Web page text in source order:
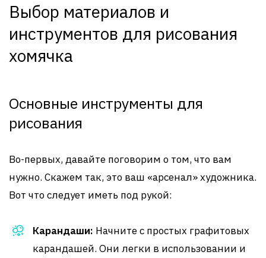
Выбор материалов и
инструментов для рисования
хомячка
Основные инструменты для
рисования
Во-первых, давайте поговорим о том, что вам
нужно. Скажем так, это ваш «арсенал» художника.
Вот что следует иметь под рукой:
Карандаши: Начните с простых графитовых
карандашей. Они легки в использовании и